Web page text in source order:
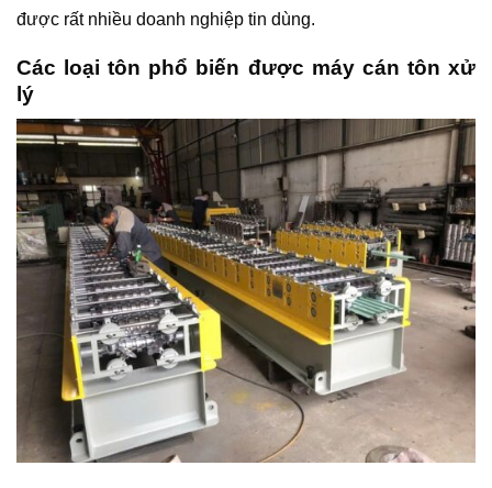
được rất nhiều doanh nghiệp tin dùng.
Các loại tôn phổ biến được máy cán tôn xử
lý